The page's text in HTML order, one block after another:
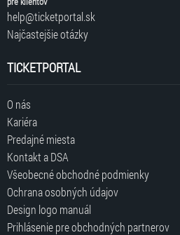
help@ticketportal.sk
Najčastejšie otázky
TICKETPORTAL
O nás
Kariéra
Predajné miesta
Kontakt a DSA
Všeobecné obchodné podmienky
Ochrana osobných údajov
Design logo manuál
Prihlásenie pre obchodných partnerov